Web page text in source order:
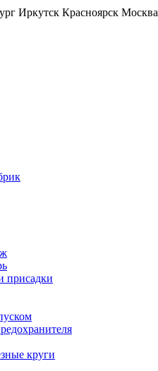
Иркутск Красноярск Москва
присадки
круги